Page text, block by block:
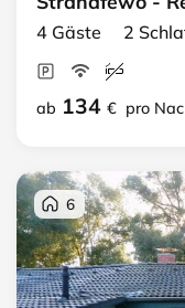
4 Gäste 2
ab 134 € pro
6